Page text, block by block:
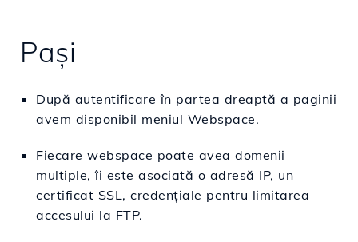
Pași
După autentificare în partea dreaptă a paginii
avem disponibil meniul Webspace.
Fiecare webspace poate avea domenii
multiple, îi este asociată o adresă IP, un
certificat SSL, credențiale pentru limitarea
accesului la FTP.